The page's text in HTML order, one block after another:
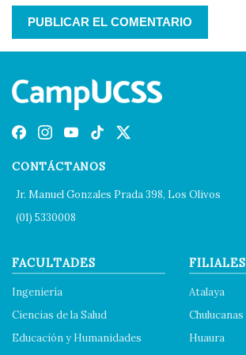
CONTÁCTANOS
Jr. Manuel Gonzales Prada 398, Los Olivos
(01) 5330008
FACULTADES
Ingeniería
Ciencias de la Salud
Educación y Humanidades
FILIALES
Atalaya
Chulucanas
Huaura